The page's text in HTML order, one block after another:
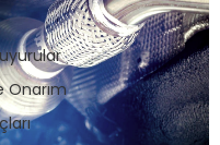
Onarım